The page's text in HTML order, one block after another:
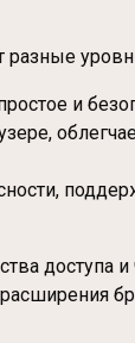
и
доступа